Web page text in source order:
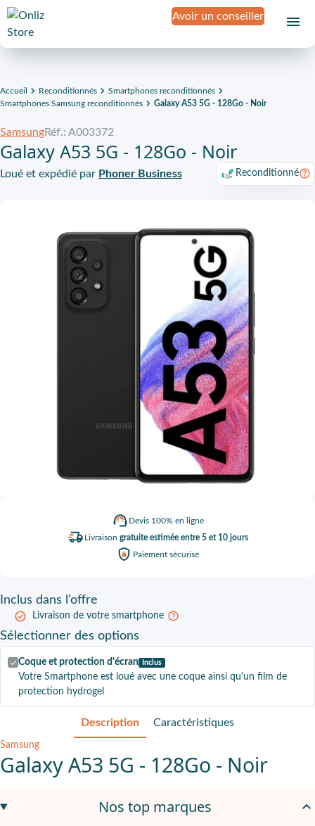
Avoir un conseiller
Accueil Reconditionnés
Smartphones reconditionnés
Smartphones Samsung reconditionnés
Galaxy A53 5G - 128Go - Noir
Devis 100% en ligne
Livraison gratuite estimée entre 5 et 10 jours
Paiement sécurisé
SamsungRéf.: A003372
Galaxy A53 5G - 128Go - Noir
Loué et expédié par Phoner Business Reconditionné
Inclus dans l’offre
Livraison de votre smartphone
Sélectionner des options
Coque et protection d'écran Inclus
Votre Smartphone est loué avec une coque ainsi qu'un film de
protection hydrogel
Description Caractéristiques
Samsung
Galaxy A53 5G - 128Go - Noir
Nos top marques